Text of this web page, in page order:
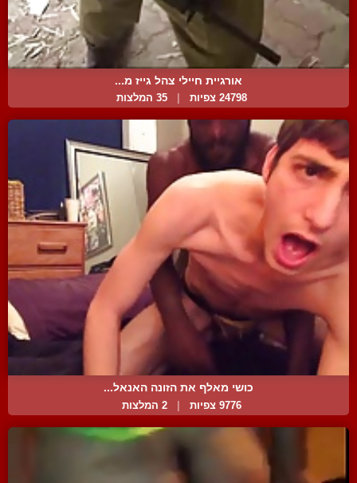
אורגיית חיילי צהל גייז מ...
24798 צפיות 35 המלצות
כושי מאלף את הזונה האנאל...
9776 צפיות 2 המלצות